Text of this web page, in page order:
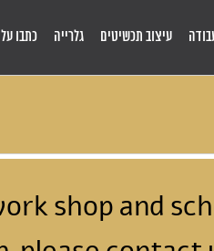
עיצוב תכשיטים גלרייה כתבו
shop and